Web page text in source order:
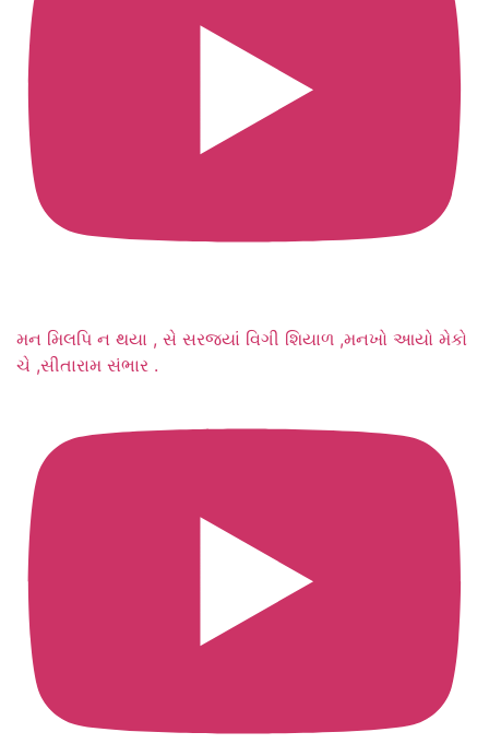
મન મિલપિ ન થયા , સે સરજ્યાં વિગી શિયાળ ,મનખો આયો મેકો
ચે ,સીતારામ સંભાર .